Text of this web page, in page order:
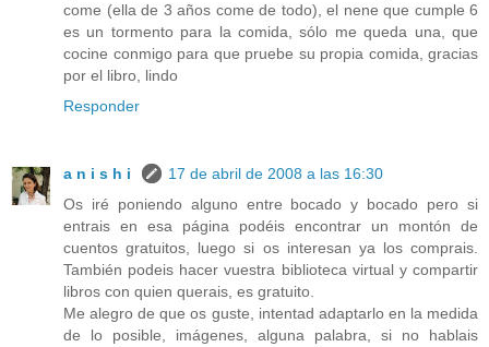
come (ella de 3 años come de todo), el nene que cumple 6
es un tormento para la comida, sólo me queda una, que
cocine conmigo para que pruebe su propia comida, gracias
por el libro, lindo
Responder
a n i s h i
17 de abril de 2008 a las 16:30
Os iré poniendo alguno entre bocado y bocado pero si
entrais en esa página podéis encontrar un montón de
cuentos gratuitos, luego si os interesan ya los comprais.
También podeis hacer vuestra biblioteca virtual y compartir
libros con quien querais, es gratuito.
Me alegro de que os guste, intentad adaptarlo en la medida
de lo posible, imágenes, alguna palabra, si no hablais